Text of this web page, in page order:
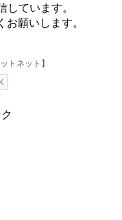
ています。
願いします。